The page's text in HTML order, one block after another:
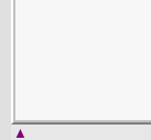
▲